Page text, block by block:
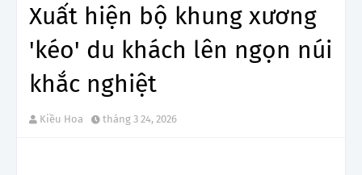
Xuất hiện bộ khung xương
'kéo' du khách lên ngọn núi
khắc nghiệt
Kiều Hoa tháng 3 24, 2026